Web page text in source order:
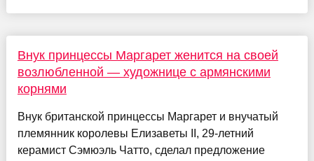
Внук принцессы Маргарет женится на своей
возлюбленной — художнице с армянскими
корнями
Внук британской принцессы Маргарет и внучатый
племянник королевы Елизаветы II, 29-летний
керамист Сэмюэль Чатто, сделал предложение